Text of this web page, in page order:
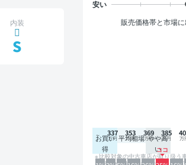
販売価格帯と市場
お買い
得
平均相場 やや高
い
337 353 369 385
比較対象の中古車店が取り扱う
形態や条件が異なるため、グラ
内装
S